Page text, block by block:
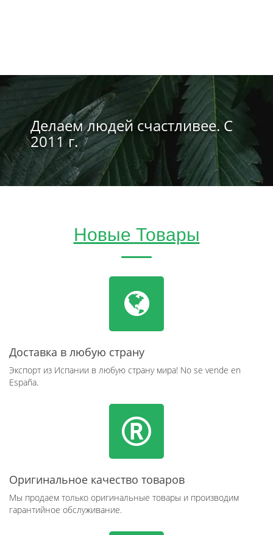
Делаем людей счастливее. С
2011 г.
Новые Товары
Доставка в любую страну
Экспорт из Испании в любую страну мира! No se vende en
España.
Оригинальное качество товаров
Мы продаем только оригинальные товары и производим
гарантийное обслуживание.